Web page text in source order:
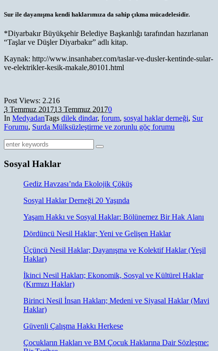
Sur ile dayanışma kendi haklarımıza da sahip çıkma mücadelesidir.
*Diyarbakır Büyükşehir Belediye Başkanlığı tarafından hazırlanan
“Taşlar ve Düşler Diyarbakır” adlı kitap.
Kaynak: http://www.insanhaber.com/taslar-ve-dusler-kentinde-sular-
ve-elektrikler-kesik-makale,80101.html
Post Views: 2.216
3 Temmuz 201713 Temmuz 20170
In MedyadanTags dilek dindar, forum, sosyal haklar derneği, Sur
Forumu, Surda Mülksüzleştirme ve zorunlu göç forumu
Sosyal Haklar
Gediz Havzası’nda Ekolojik Çöküş
Sosyal Haklar Derneği 20 Yaşında
Yaşam Hakkı ve Sosyal Haklar: Bölünemez Bir Hak Alanı
Dördüncü Nesil Haklar; Yeni ve Gelişen Haklar
Üçüncü Nesil Haklar; Dayanışma ve Kolektif Haklar (Yeşil
Haklar)
İkinci Nesil Hakları; Ekonomik, Sosyal ve Kültürel Haklar
(Kırmızı Haklar)
Birinci Nesil İnsan Hakları; Medeni ve Siyasal Haklar (Mavi
Haklar)
Güvenli Çalışma Hakkı Herkese
Çocukların Hakları ve BM Çocuk Haklarına Dair Sözleşme: